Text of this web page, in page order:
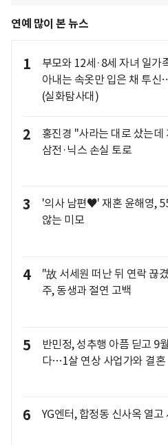
연예 많이 본 뉴스
1
부모와 12세·8세 자녀 일가
아내는 속옷만 입은 채 투신
(실화탐사대)
2
홍진경 "사라는 대로 샀는
삼전·닉스 손실 토로
3
'의사 남편♥' 재혼 윤해영,
않는 미모
4
"故 서세원 떠난 뒤 연락 끊
주, 동생과 절연 고백
5
반민정, 성추행 아픔 딛고 9
다…1살 연상 사업가와 결혼
6 YG엔터, 합정동 신사옥 열고